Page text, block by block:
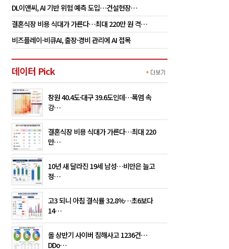
DL이앤씨, AI 기반 위험 예측 도입…건설현장…
결혼식장 비용 식대가 가른다…최대 220만 원 격…
비즈플레이-비큐AI, 출장·경비 관리에 AI 접목
데이터 Pick
창원 40.4도·대구 39.6도인데…폭염 속
강…
결혼식장 비용 식대가 가른다…최대 220
만…
10년 새 달라진 19세 남성…비만은 늘고
정…
고3 되니 아침 결식률 32.8%…초6보다
14…
올 상반기 사이버 침해사고 1236건…
DDo…